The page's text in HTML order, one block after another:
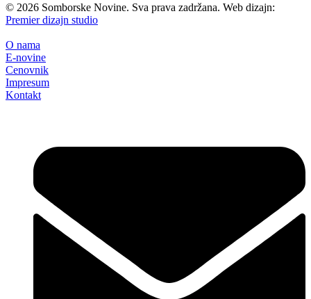
© 2026 Somborske Novine. Sva prava zadržana. Web dizajn:
Premier dizajn studio
O nama
E-novine
Cenovnik
Impresum
Kontakt